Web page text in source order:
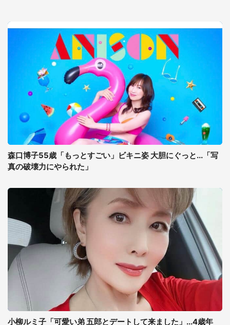
森口博子55歳「もっとすごい」ビキニ姿 大胆にぐっと...「写
真の破壊力にやられた」
小柳ルミ子「可愛い弟 五郎とデートして来ました」...4歳年